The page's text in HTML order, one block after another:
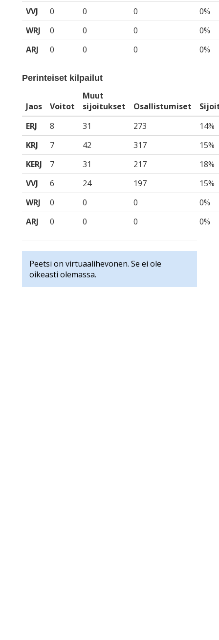
VVJ
0 0 0
0%
WRJ
0 0 0
0%
ARJ
0 0 0 0%
Perinteiset kilpailut
Jaos Voitot
Muut
sijoitukset
Osallistumiset
ERJ
8 31 273
14%
KRJ
7 42 317
15%
KERJ
7 31 217
18%
VVJ
6 24 197
15%
WRJ
0 0 0
0%
ARJ
0 0 0 0%
Peetsi on virtuaalihevonen. Se ei ole
oikeasti olemassa.